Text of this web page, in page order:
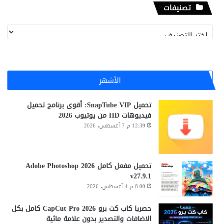
تصنيفات
تصنيفات
الأشهر
تحميل SnapTube VIP: أقوى برنامج تحميل
فيديوهات HD من يوتيوب 2026
12:39 م 7 أغسطس، 2026
تحميل مفعل كامل Adobe Photoshop 2026
v27.9.1
8:00 م 4 أغسطس، 2026
حصريا كاب كت برو CapCut Pro 2026 كامل بكل
الاضافات والتصدير بدون علامة مائية